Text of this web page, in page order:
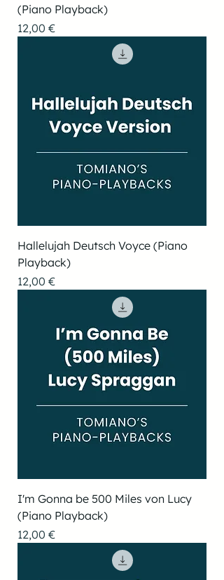
(Piano Playback)
Preis
12,00 €
Hallelujah Deutsch Voyce (Piano
Playback)
Preis
12,00 €
I'm Gonna be 500 Miles von Lucy
(Piano Playback)
Preis
12,00 €